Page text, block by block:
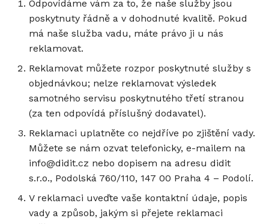
Odpovídáme vám za to, že naše služby jsou
poskytnuty řádně a v dohodnuté kvalitě. Pokud
má naše služba vadu, máte právo ji u nás
reklamovat.
Reklamovat můžete rozpor poskytnuté služby s
objednávkou; nelze reklamovat výsledek
samotného servisu poskytnutého třetí stranou
(za ten odpovídá příslušný dodavatel).
Reklamaci uplatněte co nejdříve po zjištění vady.
Můžete se nám ozvat telefonicky, e-mailem na
info@didit.cz nebo dopisem na adresu didit
s.r.o., Podolská 760/110, 147 00 Praha 4 – Podolí.
V reklamaci uveďte vaše kontaktní údaje, popis
vady a způsob, jakým si přejete reklamaci